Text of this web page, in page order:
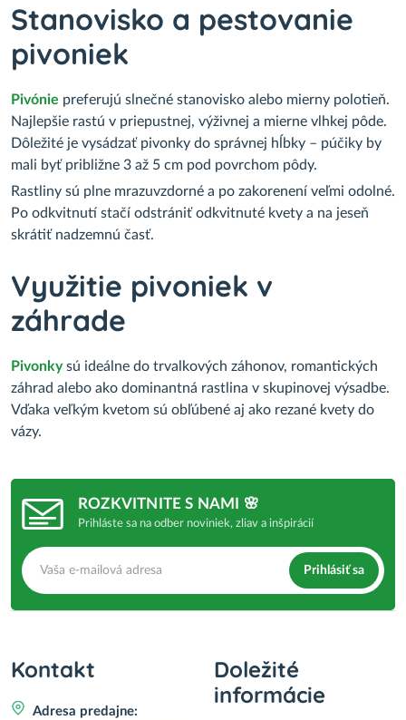
Stanovisko a pestovanie
pivoniek
Pivónie preferujú slnečné stanovisko alebo mierny polotieň.
Najlepšie rastú v priepustnej, výživnej a mierne vlhkej pôde.
Dôležité je vysádzať pivonky do správnej hĺbky – púčiky by
mali byť približne 3 až 5 cm pod povrchom pôdy.
Rastliny sú plne mrazuvzdorné a po zakorenení veľmi odolné.
Po odkvitnutí stačí odstrániť odkvitnuté kvety a na jeseň
skrátiť nadzemnú časť.
Využitie pivoniek v
záhrade
Pivonkysú ideálne do trvalkových záhonov, romantických
záhrad alebo ako dominantná rastlina v skupinovej výsadbe.
Vďaka veľkým kvetom sú obľúbené aj ako rezané kvety do
vázy.
ROZKVITNITE S NAMI 🌸
Prihláste sa na odber noviniek, zliav a inšpirácií
Prihlásiť sa
Kontakt
Adresa predajne:
Doležité
informácie